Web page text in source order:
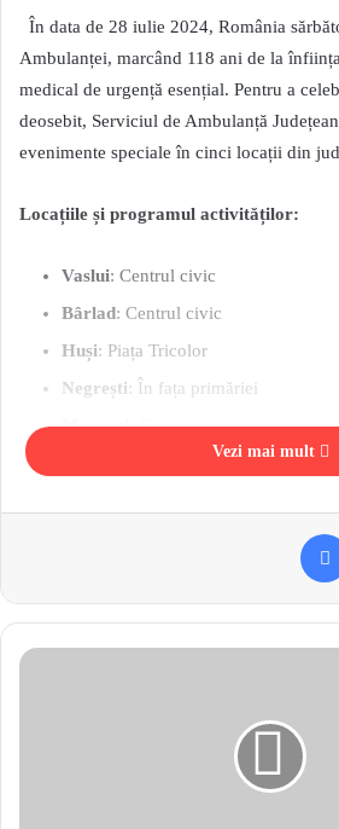
În data de 28 iulie 2024, România
Ambulanței, marcând 118 ani de la
medical de urgență esențial. Pentru a
deosebit, Serviciul de Ambulanță
evenimente speciale în cinci locații din
Locațiile și programul activităților:
Vaslui: Centrul civic
Bârlad: Centrul civic
Huși: Piața Tricolor
Negrești: În fața primăriei
Murgeni: Centrul civic
Între orele 9.00 și 13.00, în fiecare
amplasat câte un cort special unde
Serviciului de Ambulanță vor oferi o
Monitorizarea activității cardiace
Informații despre activitatea
Vezi mai mult